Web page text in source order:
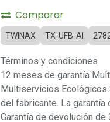
Comparar
TWINAX TX-UFB-AI
Términos y condiciones
12 meses de garantía
Multiservicios Ecológicos
del fabricante. La
Garantía de devolución de